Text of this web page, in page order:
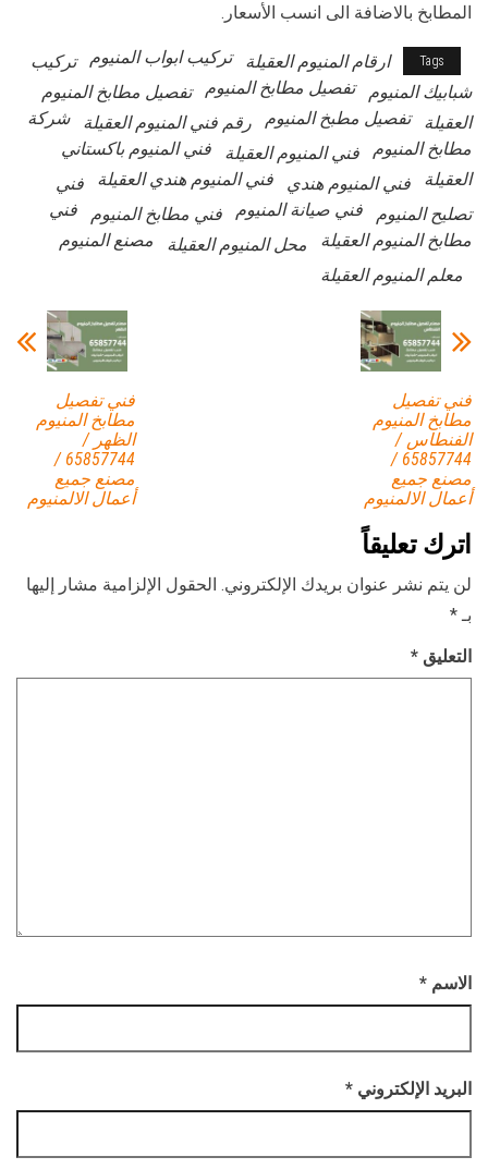
المطابخ بالاضافة الى انسب الأسعار.
Tags ارقام المنيوم العقيلة تركيب ابواب المنيوم
تركيب
شبابيك المنيوم
تفصيل مطابخ المنيوم
تفصيل مطابخ المنيوم
العقيلة
تفصيل مطبخ المنيوم رقم فني المنيوم العقيلة
شركة
مطابخ المنيوم
فني المنيوم العقيلة
فني المنيوم باكستاني
العقيلة
فني المنيوم هندي فني المنيوم هندي العقيلة
فني
تصليح المنيوم
فني صيانة المنيوم فني مطابخ المنيوم
فني
مطابخ المنيوم العقيلة
محل المنيوم العقيلة
مصنع المنيوم
معلم المنيوم العقيلة
فني تفصيل
مطابخ المنيوم
الظهر /
65857744 /
مصنع جميع
أعمال الالمنيوم
فني تفصيل
مطابخ المنيوم
الفنطاس /
65857744 /
مصنع جميع
أعمال الالمنيوم
اترك تعليقاً
لن يتم نشر عنوان بريدك الإلكتروني. الحقول الإلزامية مشار إليها
بـ*
التعليق *
الاسم *
البريد الإلكتروني *